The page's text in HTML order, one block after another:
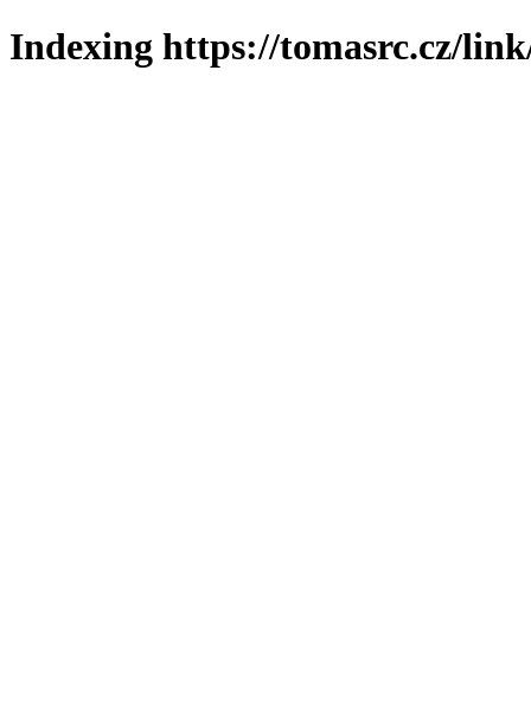
Indexing https://tomasrc.cz/